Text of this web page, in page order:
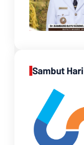
Sambut